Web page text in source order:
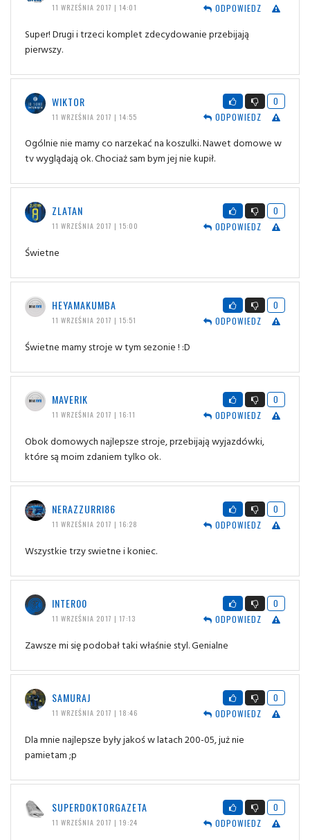
11 WRZEŚNIA 2017 | 14:01 ODPOWIEDZ
Super! Drugi i trzeci komplet zdecydowanie przebijają
pierwszy.
WIKTOR
11 WRZEŚNIA 2017 | 14:55
0
ODPOWIEDZ
Ogólnie nie mamy co narzekać na koszulki. Nawet domowe w
tv wyglądają ok. Chociaż sam bym jej nie kupił.
ZLATAN
11 WRZEŚNIA 2017 | 15:00
0
ODPOWIEDZ
Świetne
HEYAMAKUMBA
11 WRZEŚNIA 2017 | 15:51
0
ODPOWIEDZ
Świetne mamy stroje w tym sezonie ! :D
MAVERIK
11 WRZEŚNIA 2017 | 16:11
0
ODPOWIEDZ
Obok domowych najlepsze stroje, przebijają wyjazdówki,
które są moim zdaniem tylko ok.
NERAZZURRI86
11 WRZEŚNIA 2017 | 16:28
0
ODPOWIEDZ
Wszystkie trzy swietne i koniec.
INTER00
11 WRZEŚNIA 2017 | 17:13
0
ODPOWIEDZ
Zawsze mi się podobał taki właśnie styl. Genialne
SAMURAJ
11 WRZEŚNIA 2017 | 18:46
0
ODPOWIEDZ
Dla mnie najlepsze były jakoś w latach 200-05, już nie
pamietam ;p
SUPERDOKTORGAZETA
11 WRZEŚNIA 2017 | 19:24
0
ODPOWIEDZ